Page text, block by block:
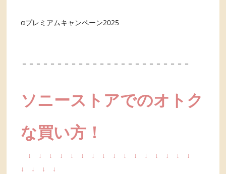
αプレミアムキャンペーン2025
－－－－－－－－－－－－－－－－－－－－－－－－
ソニーストアでのオトク
な買い方！
↓ ↓ ↓ ↓ ↓ ↓ ↓ ↓ ↓ ↓ ↓ ↓ ↓ ↓ ↓
↓
↓
↓ ↓ ↓